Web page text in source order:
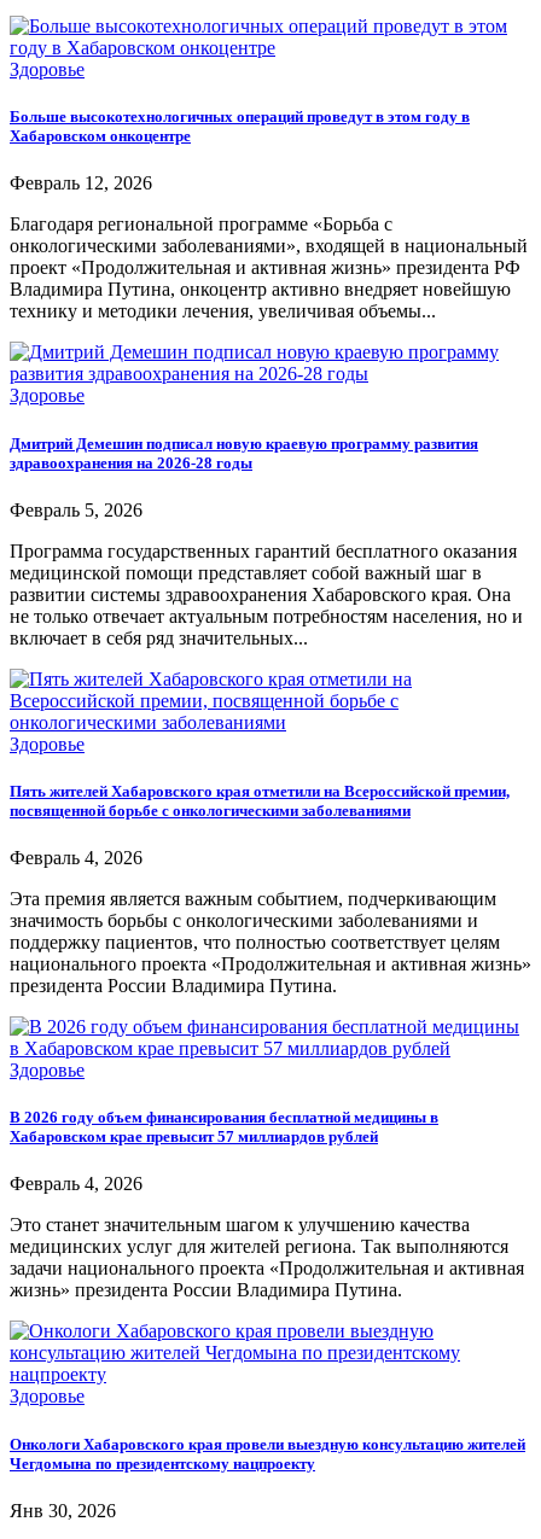
Здоровье
Больше высокотехнологичных операций проведут в этом году в
Хабаровском онкоцентре
Февраль 12, 2026
Благодаря региональной программе «Борьба с
онкологическими заболеваниями», входящей в национальный
проект «Продолжительная и активная жизнь» президента РФ
Владимира Путина, онкоцентр активно внедряет новейшую
технику и методики лечения, увеличивая объемы...
Здоровье
Дмитрий Демешин подписал новую краевую программу развития
здравоохранения на 2026-28 годы
Февраль 5, 2026
Программа государственных гарантий бесплатного оказания
медицинской помощи представляет собой важный шаг в
развитии системы здравоохранения Хабаровского края. Она
не только отвечает актуальным потребностям населения, но и
включает в себя ряд значительных...
Здоровье
Пять жителей Хабаровского края отметили на Всероссийской премии,
посвященной борьбе с онкологическими заболеваниями
Февраль 4, 2026
Эта премия является важным событием, подчеркивающим
значимость борьбы с онкологическими заболеваниями и
поддержку пациентов, что полностью соответствует целям
национального проекта «Продолжительная и активная жизнь»
президента России Владимира Путина.
Здоровье
В 2026 году объем финансирования бесплатной медицины в
Хабаровском крае превысит 57 миллиардов рублей
Февраль 4, 2026
Это станет значительным шагом к улучшению качества
медицинских услуг для жителей региона. Так выполняются
задачи национального проекта «Продолжительная и активная
жизнь» президента России Владимира Путина.
Здоровье
Онкологи Хабаровского края провели выездную консультацию жителей
Чегдомына по президентскому нацпроекту
Янв 30, 2026